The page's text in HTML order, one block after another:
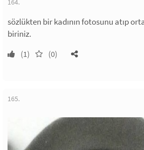
164.
sözlükten bir kadının fotosunu atıp
biriniz.
(1) (0)
165.